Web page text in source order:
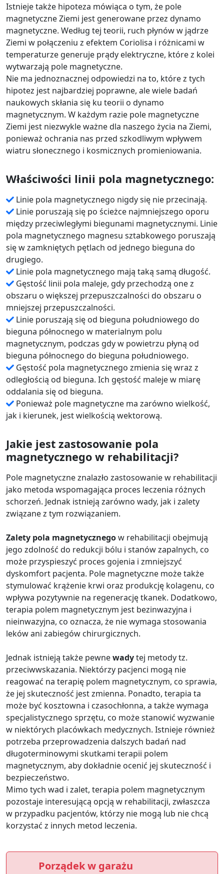
Istnieje także hipoteza mówiąca o tym, że pole
magnetyczne Ziemi jest generowane przez dynamo
magnetyczne. Według tej teorii, ruch płynów w jądrze
Ziemi w połączeniu z efektem Coriolisa i różnicami w
temperaturze generuje prądy elektryczne, które z kolei
wytwarzają pole magnetyczne.
Nie ma jednoznacznej odpowiedzi na to, które z tych
hipotez jest najbardziej poprawne, ale wiele badań
naukowych skłania się ku teorii o dynamo
magnetycznym. W każdym razie pole magnetyczne
Ziemi jest niezwykle ważne dla naszego życia na Ziemi,
ponieważ ochrania nas przed szkodliwym wpływem
wiatru słonecznego i kosmicznych promieniowania.
Właściwości linii pola magnetycznego:
Linie pola magnetycznego nigdy się nie przecinają.
Linie poruszają się po ścieżce najmniejszego oporu
między przeciwległymi biegunami magnetycznymi. Linie
pola magnetycznego magnesu sztabkowego poruszają
się w zamkniętych pętlach od jednego bieguna do
drugiego.
Linie pola magnetycznego mają taką samą długość.
Gęstość linii pola maleje, gdy przechodzą one z
obszaru o większej przepuszczalności do obszaru o
mniejszej przepuszczalności.
Linie poruszają się od bieguna południowego do
bieguna północnego w materialnym polu
magnetycznym, podczas gdy w powietrzu płyną od
bieguna północnego do bieguna południowego.
Gęstość pola magnetycznego zmienia się wraz z
odległością od bieguna. Ich gęstość maleje w miarę
oddalania się od bieguna.
Ponieważ pole magnetyczne ma zarówno wielkość,
jak i kierunek, jest wielkością wektorową.
Jakie jest zastosowanie pola
magnetycznego w rehabilitacji?
Pole magnetyczne znalazło zastosowanie w rehabilitacji
jako metoda wspomagająca proces leczenia różnych
schorzeń. Jednak istnieją zarówno wady, jak i zalety
związane z tym rozwiązaniem.
Zalety pola magnetycznegow rehabilitacji obejmują
jego zdolność do redukcji bólu i stanów zapalnych, co
może przyspieszyć proces gojenia i zmniejszyć
dyskomfort pacjenta. Pole magnetyczne może także
stymulować krążenie krwi oraz produkcję kolagenu, co
wpływa pozytywnie na regenerację tkanek. Dodatkowo,
terapia polem magnetycznym jest bezinwazyjna i
nieinwazyjna, co oznacza, że nie wymaga stosowania
leków ani zabiegów chirurgicznych.
Jednak istnieją także pewnewadytej metody tz.
przeciwwskazania. Niektórzy pacjenci mogą nie
reagować na terapię polem magnetycznym, co sprawia,
że jej skuteczność jest zmienna. Ponadto, terapia ta
może być kosztowna i czasochłonna, a także wymaga
specjalistycznego sprzętu, co może stanowić wyzwanie
w niektórych placówkach medycznych. Istnieje również
potrzeba przeprowadzenia dalszych badań nad
długoterminowymi skutkami terapii polem
magnetycznym, aby dokładnie ocenić jej skuteczność i
bezpieczeństwo.
Mimo tych wad i zalet, terapia polem magnetycznym
pozostaje interesującą opcją w rehabilitacji, zwłaszcza
w przypadku pacjentów, którzy nie mogą lub nie chcą
korzystać z innych metod leczenia.
Porządek w garażu